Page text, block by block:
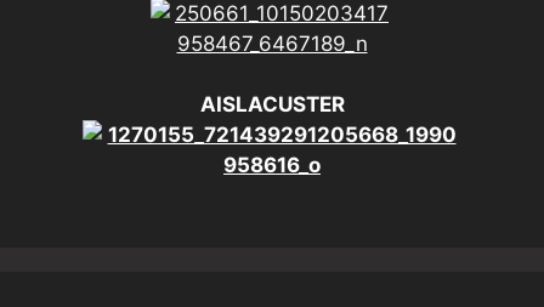
AISLACUSTER